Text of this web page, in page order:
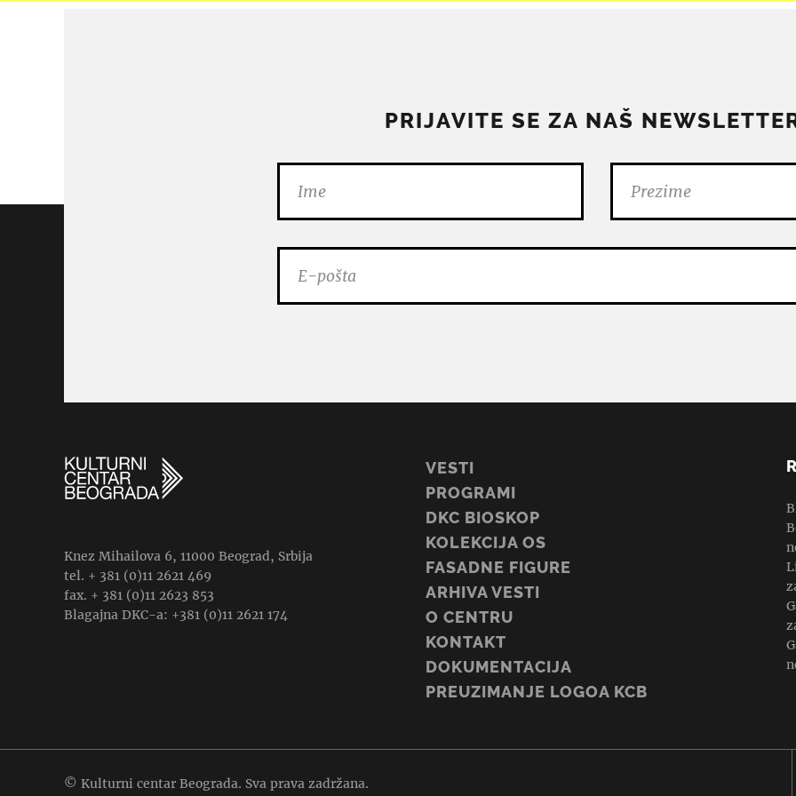
PRIJAVITE SE ZA NAŠ
Knez Mihailova 6, 11000 Beograd, Srbija
tel. + 381 (0)11 2621 469
fax. + 381 (0)11 2623 853
Blagajna DKC-a: +381 (0)11 2621 174
VESTI
PROGRAMI
DKC BIOSKOP
KOLEKCIJA OS
FASADNE FIGURE
ARHIVA VESTI
O CENTRU
KONTAKT
DOKUMENTACIJA
PREUZIMANJE LOGOA KCB
© Kulturni centar Beograda. Sva prava zadržana.